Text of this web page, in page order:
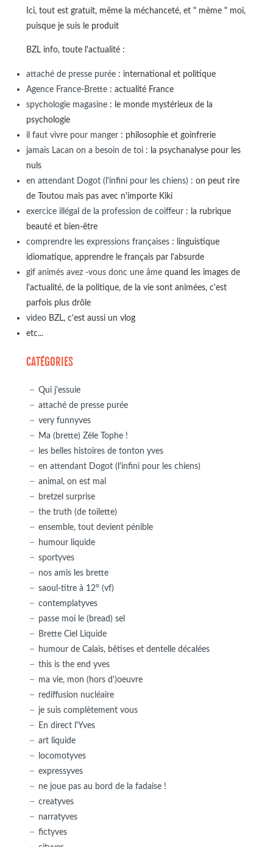
Ici, tout est gratuit, même la méchanceté, et " mème " moi,
puisque je suis le produit
BZL info, toute l'actualité :
attaché de presse purée: international et politique
Agence France-Brette: actualité France
spychologie magasine: le monde mystérieux de la
psychologie
il faut vivre pour manger: philosophie et goinfrerie
jamais Lacan on a besoin de toi: la psychanalyse pour les
nuls
en attendant Dogot (l'infini pour les chiens): on peut rire
de Toutou mais pas avec n'importe Kiki
exercice illégal de la profession de coiffeur: la rubrique
beauté et bien-être
comprendre les expressions françaises: linguistique
idiomatique, apprendre le français par l'absurde
gif animés avez -vous donc une âmequand les images de
l'actualité, de la politique, de la vie sont animées, c'est
parfois plus drôle
videoBZL, c'est aussi un vlog
etc...
CATÉGORIES
Qui j'essuie
attaché de presse purée
very funnyves
Ma (brette) Zèle Tophe !
les belles histoires de tonton yves
en attendant Dogot (l'infini pour les chiens)
animal, on est mal
bretzel surprise
the truth (de toilette)
ensemble, tout devient pénible
humour liquide
sportyves
nos amis les brette
saoul-titre à 12° (vf)
contemplatyves
passe moi le (bread) sel
Brette Ciel Liquide
humour de Calais, bêtises et dentelle décalées
this is the end yves
ma vie, mon (hors d')oeuvre
rediffusion nucléaire
je suis complètement vous
En direct l'Yves
art liquide
locomotyves
expressyves
ne joue pas au bord de la fadaise !
creatyves
narratyves
fictyves